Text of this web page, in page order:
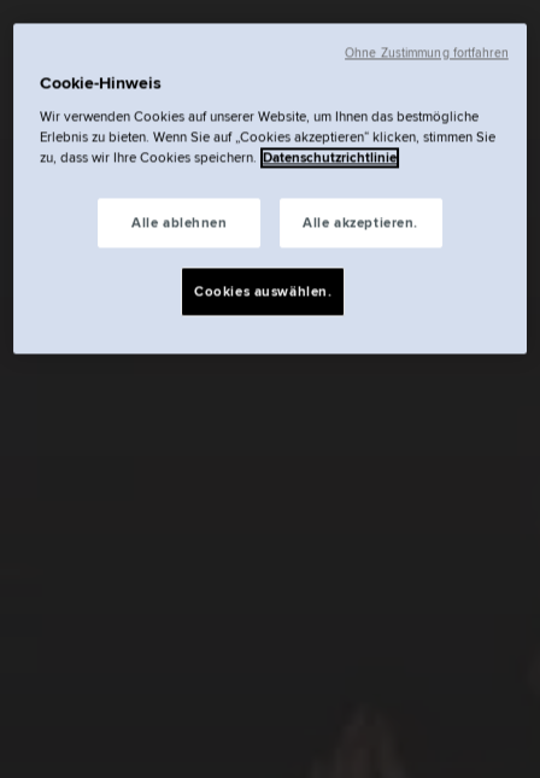
Cookie-Hinweis
Wir verwenden Cookies auf unserer Website, um Ihnen das bestmögliche
Erlebnis zu bieten. Wenn Sie auf „Cookies akzeptieren“ klicken, stimmen Sie
zu, dass wir Ihre Cookies speichern. Datenschutzrichtlinie
Alle ablehnen Alle akzeptieren.
Cookies auswählen.
Ohne Zustimmung fortfahren